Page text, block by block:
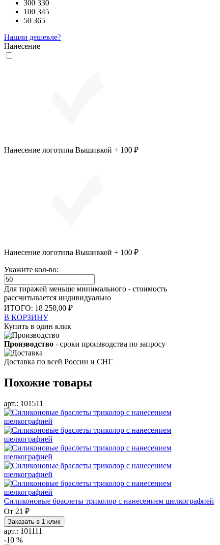
300 330
100 345
50 365
Нашли дешевле?
Нанесение
Нанесение логотипа Вышивкой + 100 ₽
Нанесение логотипа Вышивкой + 100 ₽
Укажите кол-во:
Для тиражей меньше минимального - стоимость
рассчитывается индивидуально
ИТОГО: 18 250,00 ₽
В КОРЗИНУ
Купить в один клик
Производство - сроки производства по запросу
Доставка по всей России и СНГ
Похожие товары
арт.: 101511
Силиконовые браслеты триколор с нанесением шелкографией
От 21 ₽
Заказать в 1 клик
арт.: 101111
-10 %